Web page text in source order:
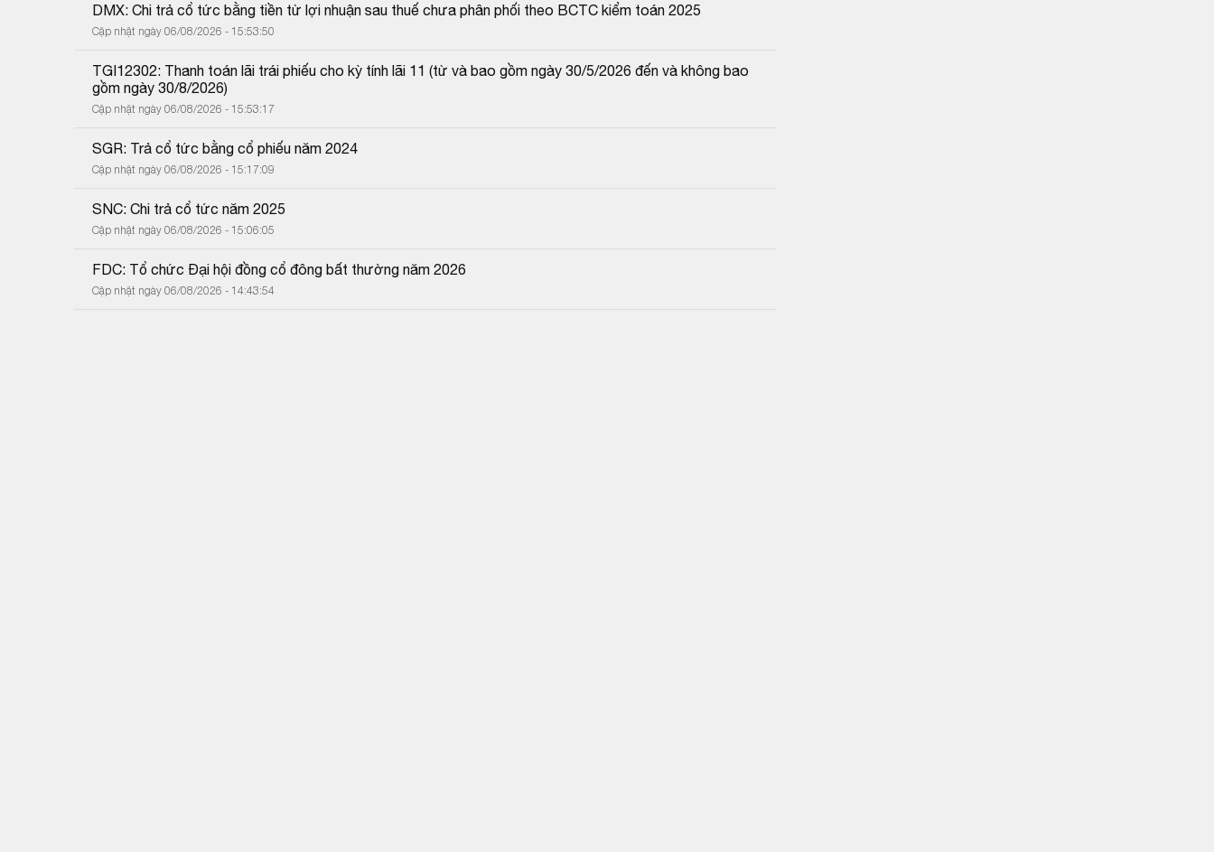
DMX: Chi trả cổ tức bằng tiền từ lợi nhuận sau thuế chưa phân phối theo BCTC kiểm toán 2025
Cập nhật ngày 06/08/2026 - 15:53:50
TGI12302: Thanh toán lãi trái phiếu cho kỳ tính lãi 11 (từ và bao gồm ngày 30/5/2026 đến và không bao
gồm ngày 30/8/2026)
Cập nhật ngày 06/08/2026 - 15:53:17
SGR: Trả cổ tức bằng cổ phiếu năm 2024
Cập nhật ngày 06/08/2026 - 15:17:09
SNC: Chi trả cổ tức năm 2025
Cập nhật ngày 06/08/2026 - 15:06:05
FDC: Tổ chức Đại hội đồng cổ đông bất thường năm 2026
Cập nhật ngày 06/08/2026 - 14:43:54